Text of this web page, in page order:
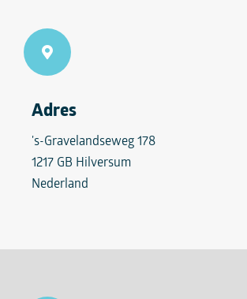
Adres
's-Gravelandseweg 178
1217 GB Hilversum
Nederland